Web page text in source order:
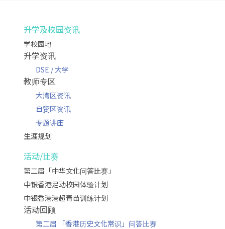
升学及校园资讯
学校园地
升学资讯
DSE / 大学
教师专区
大湾区资讯
自贸区资讯
专题讲座
生涯规划
活动/比赛
第二届「中华文化问答比赛」
中银香港足动校园体验计划
中银香港港超青苗训练计划
活动回顾
第二届 「香港历史文化常识」问答比赛